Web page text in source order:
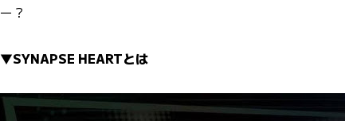
ー？
▼SYNAPSE HEARTとは